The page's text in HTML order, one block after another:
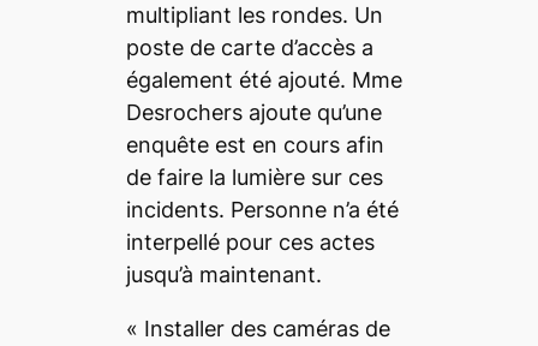
multipliant les rondes. Un
poste de carte d’accès a
également été ajouté. Mme
Desrochers ajoute qu’une
enquête est en cours afin
de faire la lumière sur ces
incidents. Personne n’a été
interpellé pour ces actes
jusqu’à maintenant.
« Installer des caméras de